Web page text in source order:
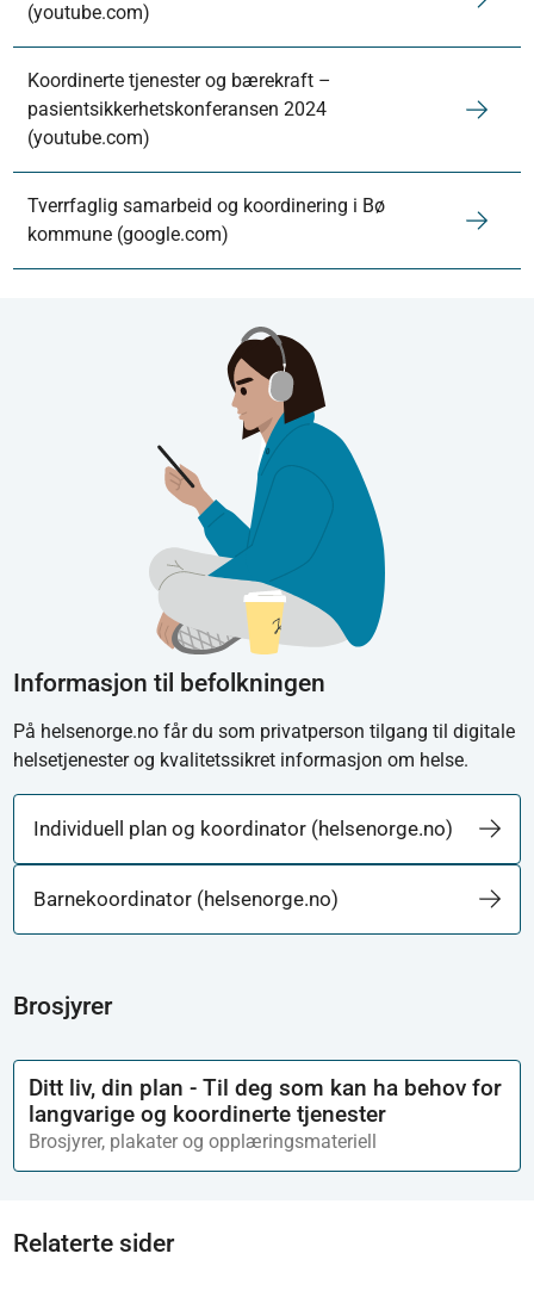
(youtube.com)
Koordinerte tjenester og bærekraft –
pasientsikkerhetskonferansen 2024
(youtube.com)
Tverrfaglig samarbeid og koordinering i Bø
kommune (google.com)
Informasjon til befolkningen
På helsenorge.no får du som privatperson tilgang til digitale
helsetjenester og kvalitetssikret informasjon om helse.
Individuell plan og koordinator (helsenorge.no)
Barnekoordinator (helsenorge.no)
Brosjyrer
Ditt liv, din plan - Til deg som kan ha behov for
langvarige og koordinerte tjenester
Brosjyrer, plakater og opplæringsmateriell
Relaterte sider